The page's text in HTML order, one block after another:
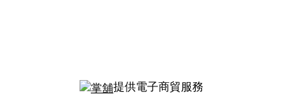
提供電子商貿服務